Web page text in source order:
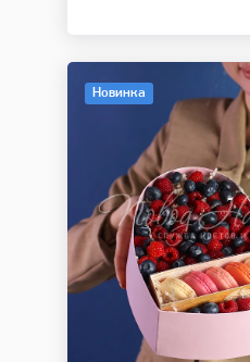
Новинка